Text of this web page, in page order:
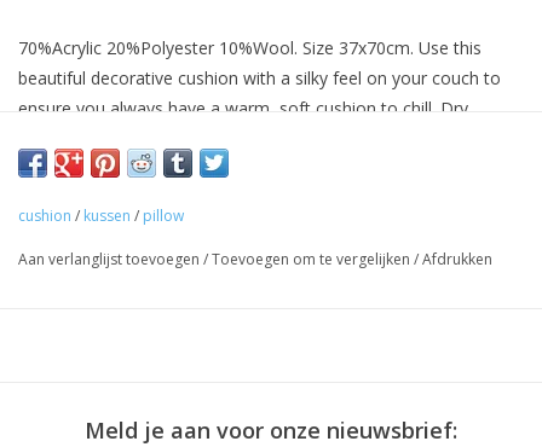
70%Acrylic 20%Polyester 10%Wool. Size 37x70cm. Use this
beautiful decorative cushion with a silky feel on your couch to
ensure you always have a warm, soft cushion to chill. Dry
cushion / kussen / pillow
Aan verlanglijst toevoegen /Toevoegen om te vergelijken /Afdrukken
Meld je aan voor onze nieuwsbrief: